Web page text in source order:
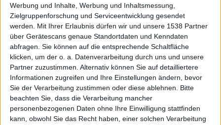
Werbung und Inhalte, Werbung und Inhaltsmessung,
Zielgruppenforschung und Serviceentwicklung gesendet
werden. Mit Ihrer Erlaubnis dürfen wir und unsere 1538 Partner
über Gerätescans genaue Standortdaten und Kenndaten
abfragen. Sie können auf die entsprechende Schaltfläche
klicken, um der o. a. Datenverarbeitung durch uns und unsere
Partner zuzustimmen. Alternativ können Sie auf detailliertere
Informationen zugreifen und Ihre Einstellungen ändern, bevor
Sie der Verarbeitung zustimmen oder diese ablehnen. Bitte
beachten Sie, dass die Verarbeitung mancher
personenbezogenen Daten ohne Ihre Einwilligung stattfinden
kann, obwohl Sie das Recht haben, einer solchen Verarbeitung
Dunkle Laute, helle Vokale, harte Brüche, weiche
Übergänge: Sprache wirkt, bevor sie vollständig
verstanden wird.
Das erklärt, warum ASP-Texte trotz ihrer Dichte nicht
bloß gelesen werden wollen. Sie wollen gesprochen,
gesungen und getragen werden. Nicht jedes Wort muss
leicht sein, aber es muss sich im Song behaupten.
Masken, Zyklen und eigene Lesarten